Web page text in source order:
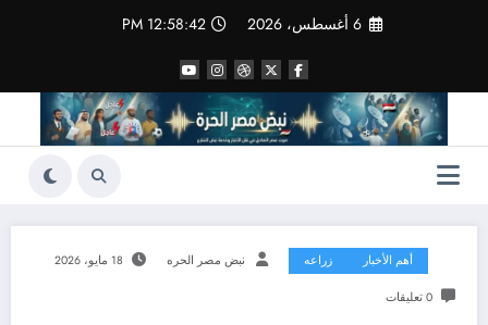
6 أغسطس، 2026 12:58:43 PM
أهم الأخبار زراعه نبض مصر الحره 18 مايو، 2026
0 تعليقات